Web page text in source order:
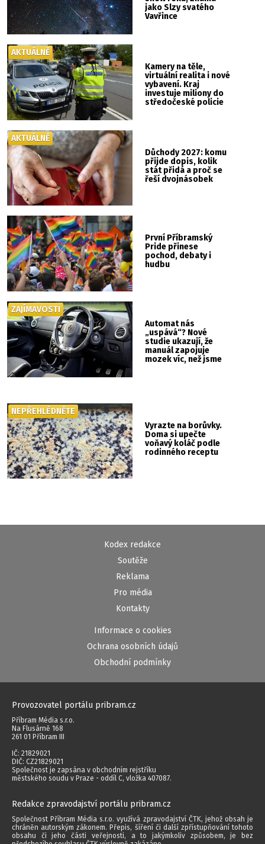
jako Slzy svatého
Vavřince
Kamery na těle,
virtuální realita i nové
vybavení. Kraj
investuje miliony do
středočeské policie
AKTUÁLNĚ
Důchody 2027: komu
přijde dopis, kolik
stát přidá a proč se
řeší dvojnásobek
AKTUÁLNĚ
První Příbramský
Pride přinese
pochod, debaty i
hudbu
Automat nás
„uspává“? Nové
studie ukazují, že
manuál zapojuje
mozek víc, než jsme
ZAJÍMAVOSTI
Vyrazte na borůvky.
Doma si upečte
voňavý koláč podle
rodinného receptu
NEPŘEHLÉDNĚTE
Kodex redakce
Soutěže
Reklama
Pro média
Kontakty
Informace o cookies
Ochrana osobních údajů
Obchodní podmínky
Provozovatel portálu pribram.cz
Příbram Média s.r.o.
Na Flusárně 168
261 01 Příbram III
IČ: 21829021
DIČ: CZ21829021
Společnost je zapsána v obchodním rejstříku
městského soudu v Praze - oddíl C, vložka 407087.
Redakce zpravodajství portálu pribram.cz
Společnost Příbram Média s.r.o. využívá zpravodajství ČTK, jehož obsah je
chráněn autorským zákonem. Přepis, šíření či další zpřístupňování tohoto
obsahu či jeho části veřejnosti, a to jakýmkoliv způsobem, je bez